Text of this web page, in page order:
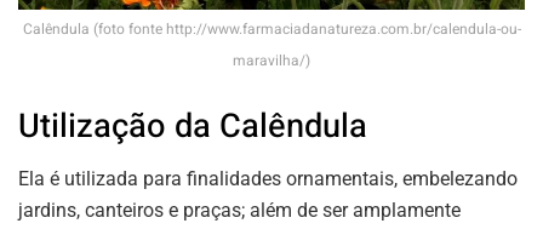
Calêndula (foto fonte http://www.farmaciadanatureza.com.br/calendula-ou-
maravilha/)
Utilização da Calêndula
Ela é utilizada para finalidades ornamentais, embelezando
jardins, canteiros e praças; além de ser amplamente